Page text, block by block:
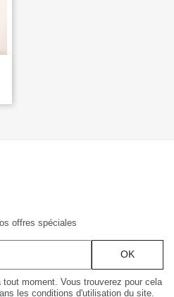
offres spéciales
moment. Vous trouverez pour cela
les conditions d'utilisation du site.